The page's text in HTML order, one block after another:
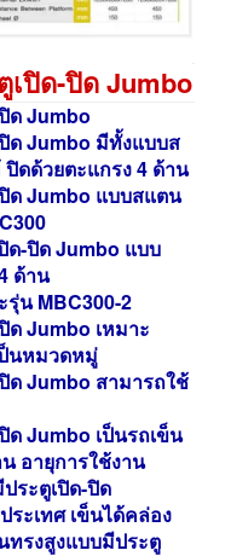
เปิด-ปิด Jumbo
ด Jumbo
ด Jumbo มีทั้งแบบส
ดด้วยตะแกรง 4 ด้าน
ด Jumbo แบบสแตน
ด-ปิด Jumbo แบบ
ะแกรง 4 ด้าน
MBC300-2
ด Jumbo เหมาะ
นหมวดหมู่
ด Jumbo สามารถใช้
ด Jumbo เป็นรถเข็น
อายุการใช้งาน
ระตูเปิด-ปิด
ะเทศ เข็นได้คล่อง
ทรงสูงแบบมีประตู